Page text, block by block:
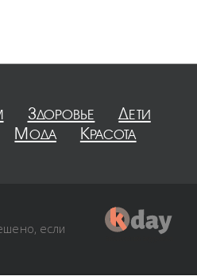
Здоровье
Дети
Мода Красота
если